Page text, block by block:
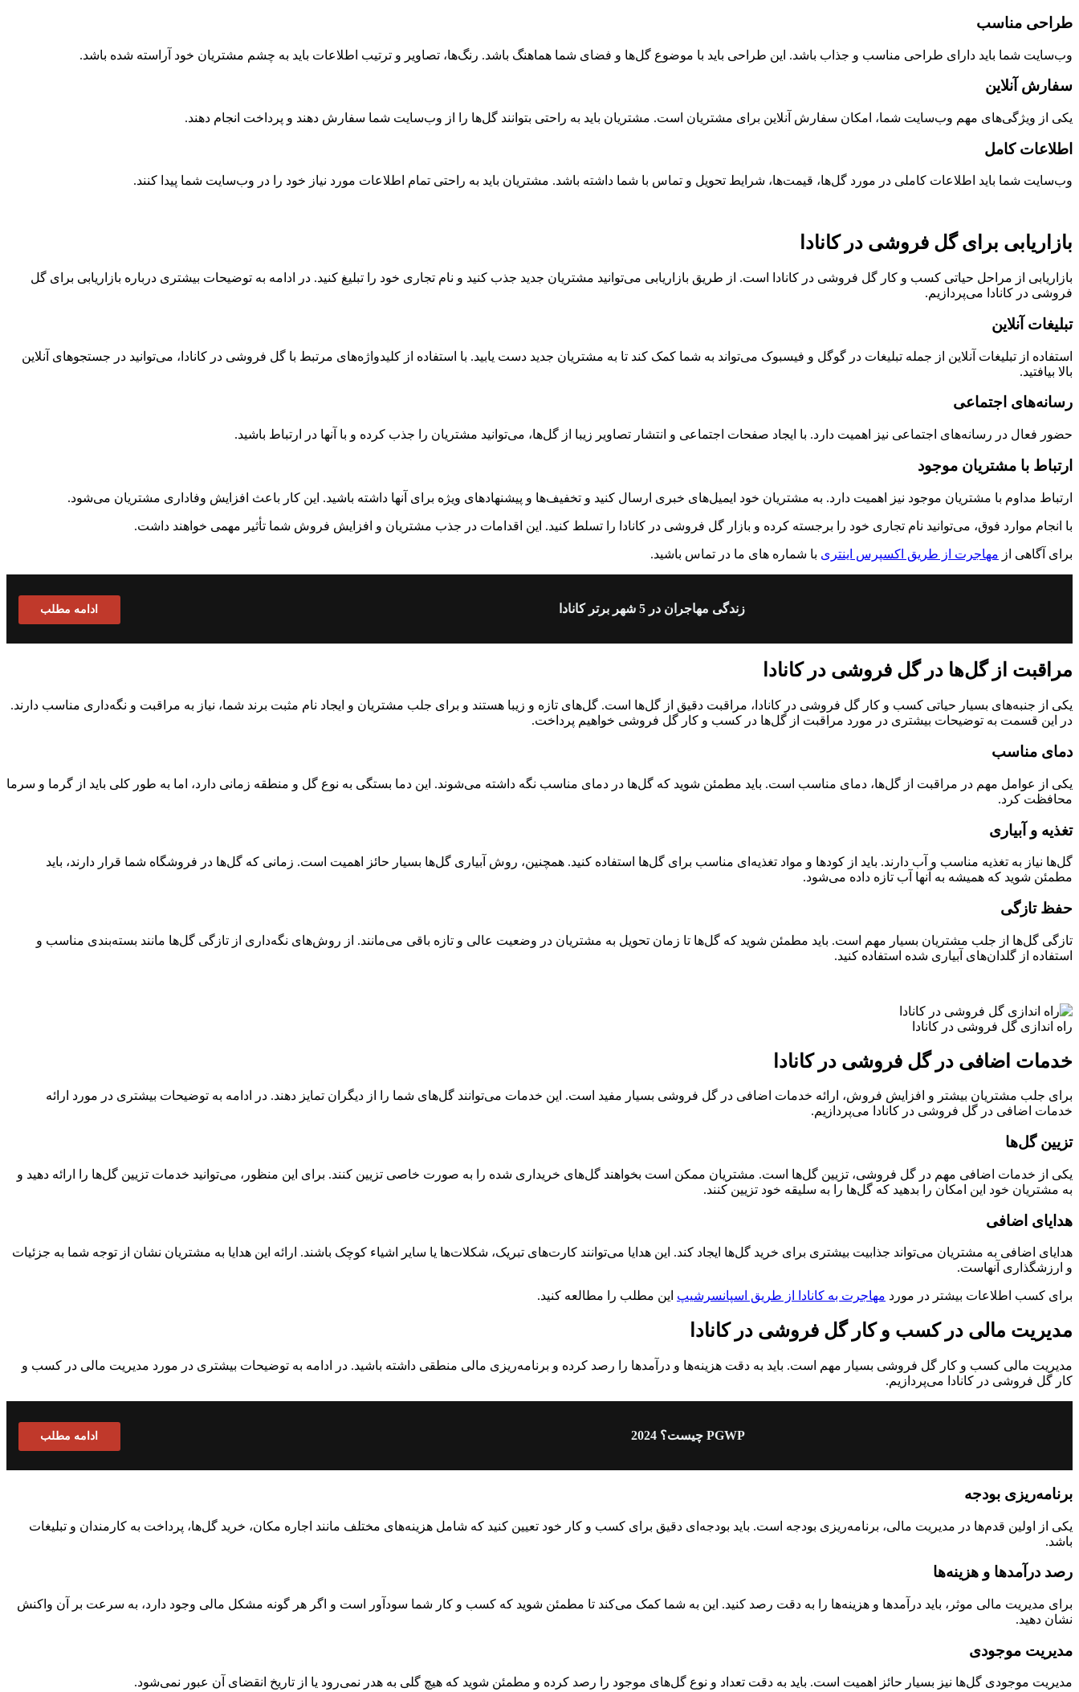
طراحی مناسب
وب‌سایت شما باید دارای طراحی مناسب و جذاب باشد. این طراحی باید با موضوع گل‌ها و فضای شما هماهنگ باشد. رنگ‌ها، تصاویر و ترتیب اطلاعات باید به چشم مشتریان خود آراسته شده باشد.
سفارش آنلاین
یکی از ویژگی‌های مهم وب‌سایت شما، امکان سفارش آنلاین برای مشتریان است. مشتریان باید به راحتی بتوانند گل‌ها را از وب‌سایت شما سفارش دهند و پرداخت انجام دهند.
اطلاعات کامل
وب‌سایت شما باید اطلاعات کاملی در مورد گل‌ها، قیمت‌ها، شرایط تحویل و تماس با شما داشته باشد. مشتریان باید به راحتی تمام اطلاعات مورد نیاز خود را در وب‌سایت شما پیدا کنند.
بازاریابی برای گل فروشی در کانادا
بازاریابی از مراحل حیاتی کسب و کار گل فروشی در کانادا است. از طریق بازاریابی می‌توانید مشتریان جدید جذب کنید و نام تجاری خود را تبلیغ کنید. در ادامه به توضیحات بیشتری درباره بازاریابی برای گل
فروشی در کانادا می‌پردازیم.
تبلیغات آنلاین
استفاده از تبلیغات آنلاین از جمله تبلیغات در گوگل و فیسبوک می‌تواند به شما کمک کند تا به مشتریان جدید دست یابید. با استفاده از کلیدواژه‌های مرتبط با گل فروشی در کانادا، می‌توانید در جستجوهای آنلاین
بالا بیافتید.
رسانه‌های اجتماعی
حضور فعال در رسانه‌های اجتماعی نیز اهمیت دارد. با ایجاد صفحات اجتماعی و انتشار تصاویر زیبا از گل‌ها، می‌توانید مشتریان را جذب کرده و با آنها در ارتباط باشید.
ارتباط با مشتریان موجود
ارتباط مداوم با مشتریان موجود نیز اهمیت دارد. به مشتریان خود ایمیل‌های خبری ارسال کنید و تخفیف‌ها و پیشنهادهای ویژه برای آنها داشته باشید. این کار باعث افزایش وفاداری مشتریان می‌شود.
با انجام موارد فوق، می‌توانید نام تجاری خود را برجسته کرده و بازار گل فروشی در کانادا را تسلط کنید. این اقدامات در جذب مشتریان و افزایش فروش شما تأثیر مهمی خواهند داشت.
برای آگاهی از مهاجرت از طریق اکسپرس اینتری با شماره های ما در تماس باشید.
زندگی مهاجران در 5 شهر برتر کانادا ادامه مطلب
مراقبت از گل‌ها در گل فروشی در کانادا
یکی از جنبه‌های بسیار حیاتی کسب و کار گل فروشی در کانادا، مراقبت دقیق از گل‌ها است. گل‌های تازه و زیبا هستند و برای جلب مشتریان و ایجاد نام مثبت برند شما، نیاز به مراقبت و نگه‌داری مناسب دارند.
در این قسمت به توضیحات بیشتری در مورد مراقبت از گل‌ها در کسب و کار گل فروشی خواهیم پرداخت.
دمای مناسب
یکی از عوامل مهم در مراقبت از گل‌ها، دمای مناسب است. باید مطمئن شوید که گل‌ها در دمای مناسب نگه داشته می‌شوند. این دما بستگی به نوع گل و منطقه زمانی دارد، اما به طور کلی باید از گرما و سرما
محافظت کرد.
تغذیه و آبیاری
گل‌ها نیاز به تغذیه مناسب و آب دارند. باید از کودها و مواد تغذیه‌ای مناسب برای گل‌ها استفاده کنید. همچنین، روش آبیاری گل‌ها بسیار حائز اهمیت است. زمانی که گل‌ها در فروشگاه شما قرار دارند، باید
مطمئن شوید که همیشه به آنها آب تازه داده می‌شود.
حفظ تازگی
تازگی گل‌ها از جلب مشتریان بسیار مهم است. باید مطمئن شوید که گل‌ها تا زمان تحویل به مشتریان در وضعیت عالی و تازه باقی می‌مانند. از روش‌های نگه‌داری از تازگی گل‌ها مانند بسته‌بندی مناسب و
استفاده از گلدان‌های آبیاری شده استفاده کنید.
راه اندازی گل فروشی در کانادا
خدمات اضافی در گل فروشی در کانادا
برای جلب مشتریان بیشتر و افزایش فروش، ارائه خدمات اضافی در گل فروشی بسیار مفید است. این خدمات می‌توانند گل‌های شما را از دیگران تمایز دهند. در ادامه به توضیحات بیشتری در مورد ارائه
خدمات اضافی در گل فروشی در کانادا می‌پردازیم.
تزیین گل‌ها
یکی از خدمات اضافی مهم در گل فروشی، تزیین گل‌ها است. مشتریان ممکن است بخواهند گل‌های خریداری شده را به صورت خاصی تزیین کنند. برای این منظور، می‌توانید خدمات تزیین گل‌ها را ارائه دهید و
به مشتریان خود این امکان را بدهید که گل‌ها را به سلیقه خود تزیین کنند.
هدایای اضافی
هدایای اضافی به مشتریان می‌تواند جذابیت بیشتری برای خرید گل‌ها ایجاد کند. این هدایا می‌توانند کارت‌های تبریک، شکلات‌ها یا سایر اشیاء کوچک باشند. ارائه این هدایا به مشتریان نشان از توجه شما به جزئیات
و ارزشگذاری آنهاست.
برای کسب اطلاعات بیشتر در مورد مهاجرت به کانادا از طریق اسپانسرشیپ این مطلب را مطالعه کنید.
مدیریت مالی در کسب و کار گل فروشی در کانادا
مدیریت مالی کسب و کار گل فروشی بسیار مهم است. باید به دقت هزینه‌ها و درآمدها را رصد کرده و برنامه‌ریزی مالی منطقی داشته باشید. در ادامه به توضیحات بیشتری در مورد مدیریت مالی در کسب و
کار گل فروشی در کانادا می‌پردازیم.
PGWP چیست؟ 2024 ادامه مطلب
برنامه‌ریزی بودجه
یکی از اولین قدم‌ها در مدیریت مالی، برنامه‌ریزی بودجه است. باید بودجه‌ای دقیق برای کسب و کار خود تعیین کنید که شامل هزینه‌های مختلف مانند اجاره مکان، خرید گل‌ها، پرداخت به کارمندان و تبلیغات
باشد.
رصد درآمدها و هزینه‌ها
برای مدیریت مالی موثر، باید درآمدها و هزینه‌ها را به دقت رصد کنید. این به شما کمک می‌کند تا مطمئن شوید که کسب و کار شما سودآور است و اگر هر گونه مشکل مالی وجود دارد، به سرعت بر آن واکنش
نشان دهید.
مدیریت موجودی
مدیریت موجودی گل‌ها نیز بسیار حائز اهمیت است. باید به دقت تعداد و نوع گل‌های موجود را رصد کرده و مطمئن شوید که هیچ گلی به هدر نمی‌رود یا از تاریخ انقضای آن عبور نمی‌شود.